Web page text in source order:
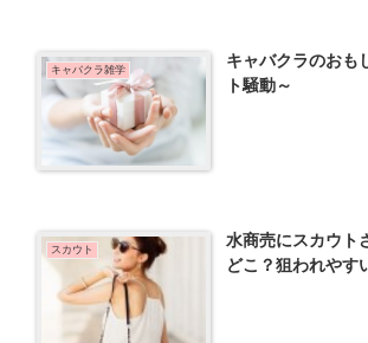
キャバクラ雑学
キャバクラのおも
ト騒動～
スカウト
水商売にスカウト
どこ？狙われやす